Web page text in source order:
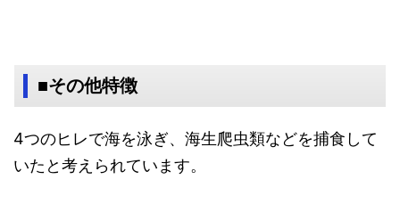
■その他特徴
4つのヒレで海を泳ぎ、海生爬虫類などを捕食して
いたと考えられています。